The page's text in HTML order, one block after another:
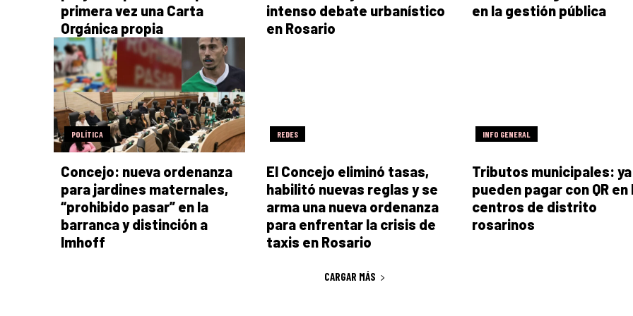
primera vez una Carta
Orgánica propia
intenso debate urbanístico
en Rosario
en la gestión pública
POLÍTICA
Concejo: nueva ordenanza
para jardines maternales,
“prohibido pasar” en la
barranca y distinción a
Imhoff
REDES
El Concejo eliminó tasas,
habilitó nuevas reglas y se
arma una nueva ordenanza
para enfrentar la crisis de
taxis en Rosario
INFO GENERAL
Tributos municipales:
pueden pagar con QR en
centros de distrito
rosarinos
CARGAR MÁS